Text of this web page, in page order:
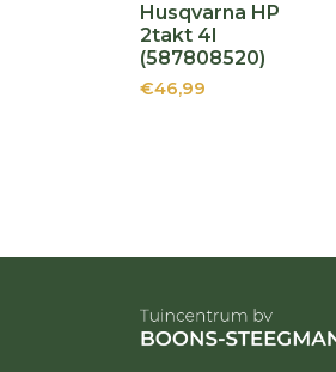
Husqvarna HP
2takt 4l
(587808520)
€46,99